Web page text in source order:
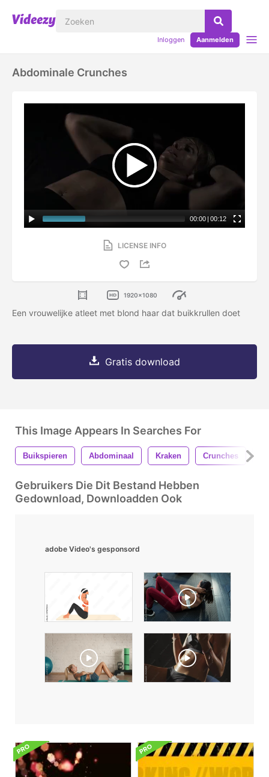
Inloggen Aanmelden
Abdominale Crunches
00:00 | 00:12
LICENSE INFO
1920x1080
Een vrouwelijke atleet met blond haar dat buikkrullen doet
Gratis download
This Image Appears In Searches For
Buikspieren Abdominaal Kraken Crunches
Gebruikers Die Dit Bestand Hebben
Gedownload, Downloadden Ook
adobe Video's gesponsord